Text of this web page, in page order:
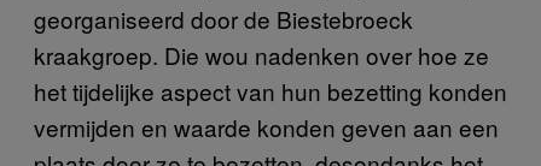
georganiseerd door de Biestebroeck
kraakgroep. Die wou nadenken over hoe ze
het tijdelijke aspect van hun bezetting konden
vermijden en waarde konden geven aan een